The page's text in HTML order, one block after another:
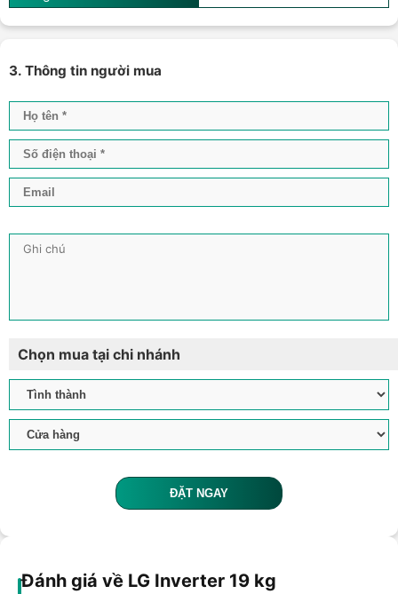
3. Thông tin người mua
Chọn mua tại chi nhánh
ĐẶT NGAY
Đánh giá về LG Inverter 19 kg